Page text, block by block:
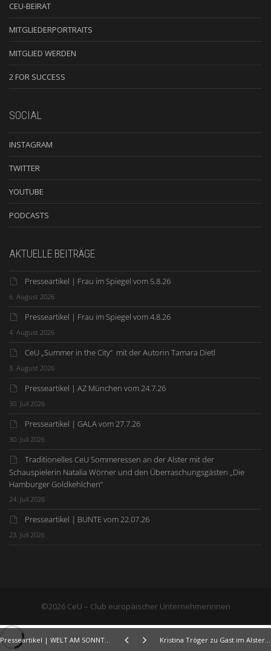
Presseartikel | WELT AM SONNTAG 28.03.21 Kristina Tröger zu Gast im AlsterCast
CEU-BEIRAT
MITGLIEDERPORTRAITS
MITGLIED WERDEN
2 FOR SUCCESS
SOCIAL
INSTAGRAM
TWITTER
YOUTUBE
PODCASTS
AKTUELLE BEITRÄGE
Presseartikel | Frau im Spiegel vom 5.8.26
6. August 2026
Presseartikel | Frau im Spiegel vom 4.8.26
4. August 2026
CeU „Summer in the City“ mit der Autorin Tamara Dietl
3. August 2026
Presseartikel | AZ München vom 24.7.26
30. Juli 2026
Presseartikel | GALA vom 27.7.26
30. Juli 2026
Traditionelles CeU Sommeressen an der Alster mit der
Schauspielerin Natalia Wörner und den Überraschungsgästen „Die
Hamburger Goldkehlchen“
24. Juli 2026
Presseartikel | BUNTE vom 22.07.26
23. Juli 2026
©2026 CeU – Club europäischer Unternehmerinnen